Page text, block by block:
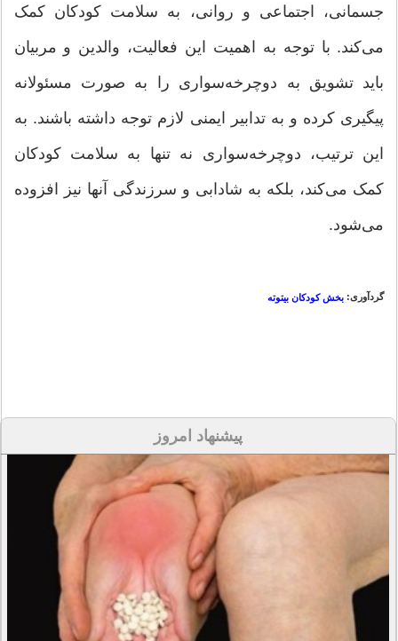
جسمانی، اجتماعی و روانی، به سلامت کودکان کمک
می‌کند. با توجه به اهمیت این فعالیت، والدین و مربیان
باید تشویق به دوچرخه‌سواری را به صورت مسئولانه
پیگیری کرده و به تدابیر ایمنی لازم توجه داشته باشند. به
این ترتیب، دوچرخه‌سواری نه تنها به سلامت کودکان
کمک می‌کند، بلکه به شادابی و سرزندگی آنها نیز افزوده
می‌شود.
گردآوری: بخش کودکان بیتوته
پیشنهاد امروز